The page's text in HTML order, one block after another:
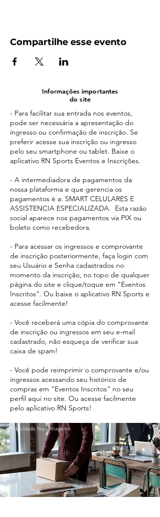
Compartilhe esse evento
Informações importantes
do site
- Para facilitar sua entrada nos eventos,
pode ser necessária a apresentação do
ingresso ou confirmação de inscrição. Se
preferir acesse sua inscrição ou ingresso
pelo seu smartphone ou tablet. Baixe o
aplicativo RN Sports Eventos e Inscrições.
- A intermediadora de pagamentos da
nossa plataforma e que gerencia os
pagamentos é a: SMART CELULARES E
ASSISTENCIA ESPECIALIZADA. Esta razão
social aparece nos pagamentos via PIX ou
boleto como recebedora.​
- Para acessar os ingressos e comprovante
de inscrição posteriormente, faça login com
seu Usuário e Senha cadastrados no
momento da inscrição, no topo de qualquer
página do site e clique/toque em "Eventos
Inscritos". Ou baixe o aplicativo RN Sports e
acesse facilmente!
- Você receberá uma cópia do comprovante
de inscrição ou ingressos em seu e-mail
cadastrado, não esqueça de verificar sua
caixa de spam!
- Você pode reimprimir o comprovante e/ou
ingressos acessando seu histórico de
compras em "Eventos Inscritos" no seu
perfil aqui no site. Ou acesse facilmente
pelo aplicativo RN Sports!
Publicidade fixa - Imagems